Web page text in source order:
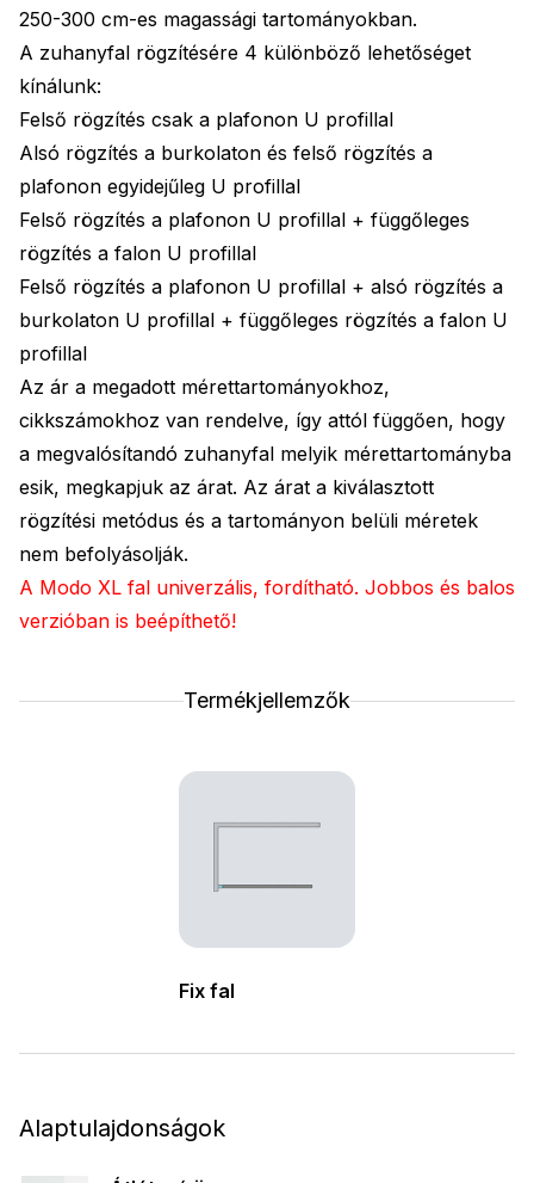
250-300 cm-es magassági tartományokban.
A zuhanyfal rögzítésére 4 különböző lehetőséget
kínálunk:
Felső rögzítés csak a plafonon U profillal
Alsó rögzítés a burkolaton és felső rögzítés a
plafonon egyidejűleg U profillal
Felső rögzítés a plafonon U profillal + függőleges
rögzítés a falon U profillal
Felső rögzítés a plafonon U profillal + alsó rögzítés a
burkolaton U profillal + függőleges rögzítés a falon U
profillal
Az ár a megadott mérettartományokhoz,
cikkszámokhoz van rendelve, így attól függően, hogy
a megvalósítandó zuhanyfal melyik mérettartományba
esik, megkapjuk az árat. Az árat a kiválasztott
rögzítési metódus és a tartományon belüli méretek
nem befolyásolják.
A Modo XL fal univerzális, fordítható. Jobbos és balos
verzióban is beépíthető!
Termékjellemzők
Fix fal
Alaptulajdonságok